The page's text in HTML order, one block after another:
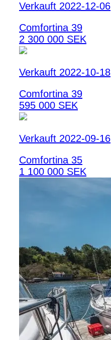
Verkauft 2022-12-06
Comfortina 39
2 300 000 SEK
Verkauft 2022-10-18
Comfortina 39
595 000 SEK
Verkauft 2022-09-16
Comfortina 35
1 100 000 SEK